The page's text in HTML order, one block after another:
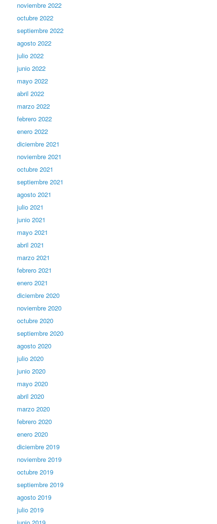
noviembre 2022
octubre 2022
septiembre 2022
agosto 2022
julio 2022
junio 2022
mayo 2022
abril 2022
marzo 2022
febrero 2022
enero 2022
diciembre 2021
noviembre 2021
octubre 2021
septiembre 2021
agosto 2021
julio 2021
junio 2021
mayo 2021
abril 2021
marzo 2021
febrero 2021
enero 2021
diciembre 2020
noviembre 2020
octubre 2020
septiembre 2020
agosto 2020
julio 2020
junio 2020
mayo 2020
abril 2020
marzo 2020
febrero 2020
enero 2020
diciembre 2019
noviembre 2019
octubre 2019
septiembre 2019
agosto 2019
julio 2019
junio 2019